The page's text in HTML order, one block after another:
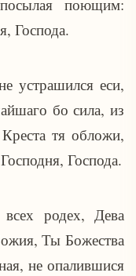
поющим:
Господа.
устрашился еси,
бо сила, из
тя обложи,
Господа.
родех, Дева
Ты Божества
не опалившися